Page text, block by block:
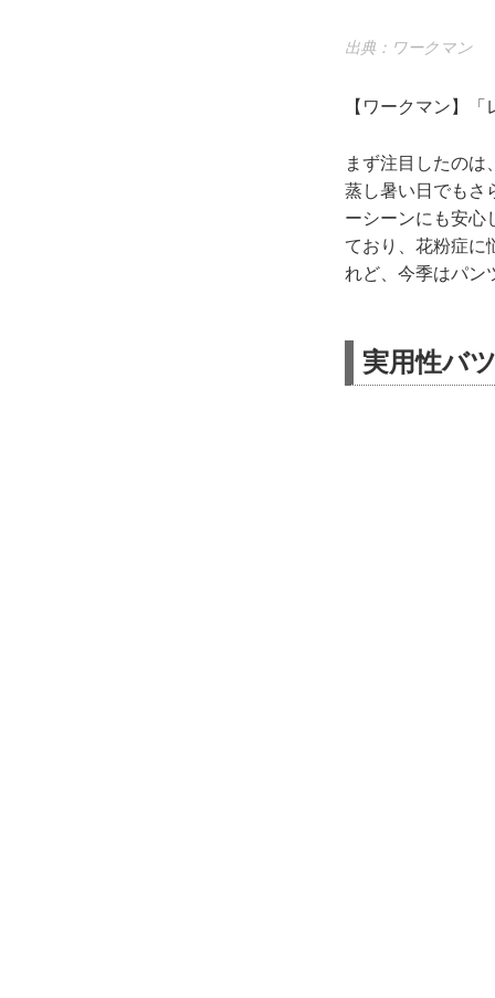
出典：ワークマン
【ワークマン】
まず注目したの
蒸し暑い日でもさ
ーシーンにも安心
ており、花粉症に
れど、今季はパン
実用性バ